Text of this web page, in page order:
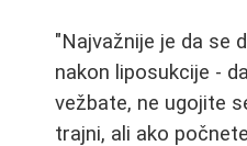
"Najvažnije je da se
nakon liposukcije -
vežbate, ne ugojite
trajni, ali ako